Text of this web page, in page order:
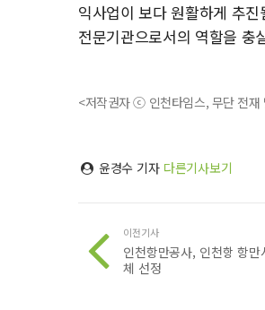
익사업이 보다 원활하게 추
전문기관으로서의 역할을 충
<저작권자 ⓒ 인천타임스, 무단 전재
윤경수 기자 다른기사보기
이전기사
인천항만공사, 인천항 항
체 선정